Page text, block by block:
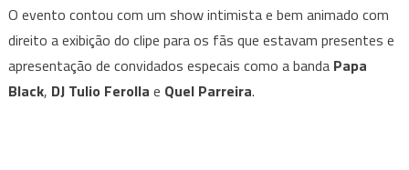
O evento contou com um show intimista e bem animado com
direito a exibição do clipe para os fãs que estavam presentes e
apresentação de convidados especais como a banda Papa
Black, DJ Tulio Ferolla e Quel Parreira.